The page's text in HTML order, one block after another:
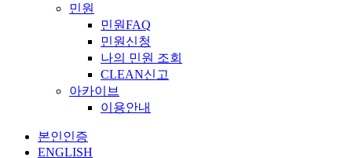
민원
민원FAQ
민원신청
나의 민원 조회
CLEAN신고
아카이브
이용안내
본인인증
ENGLISH